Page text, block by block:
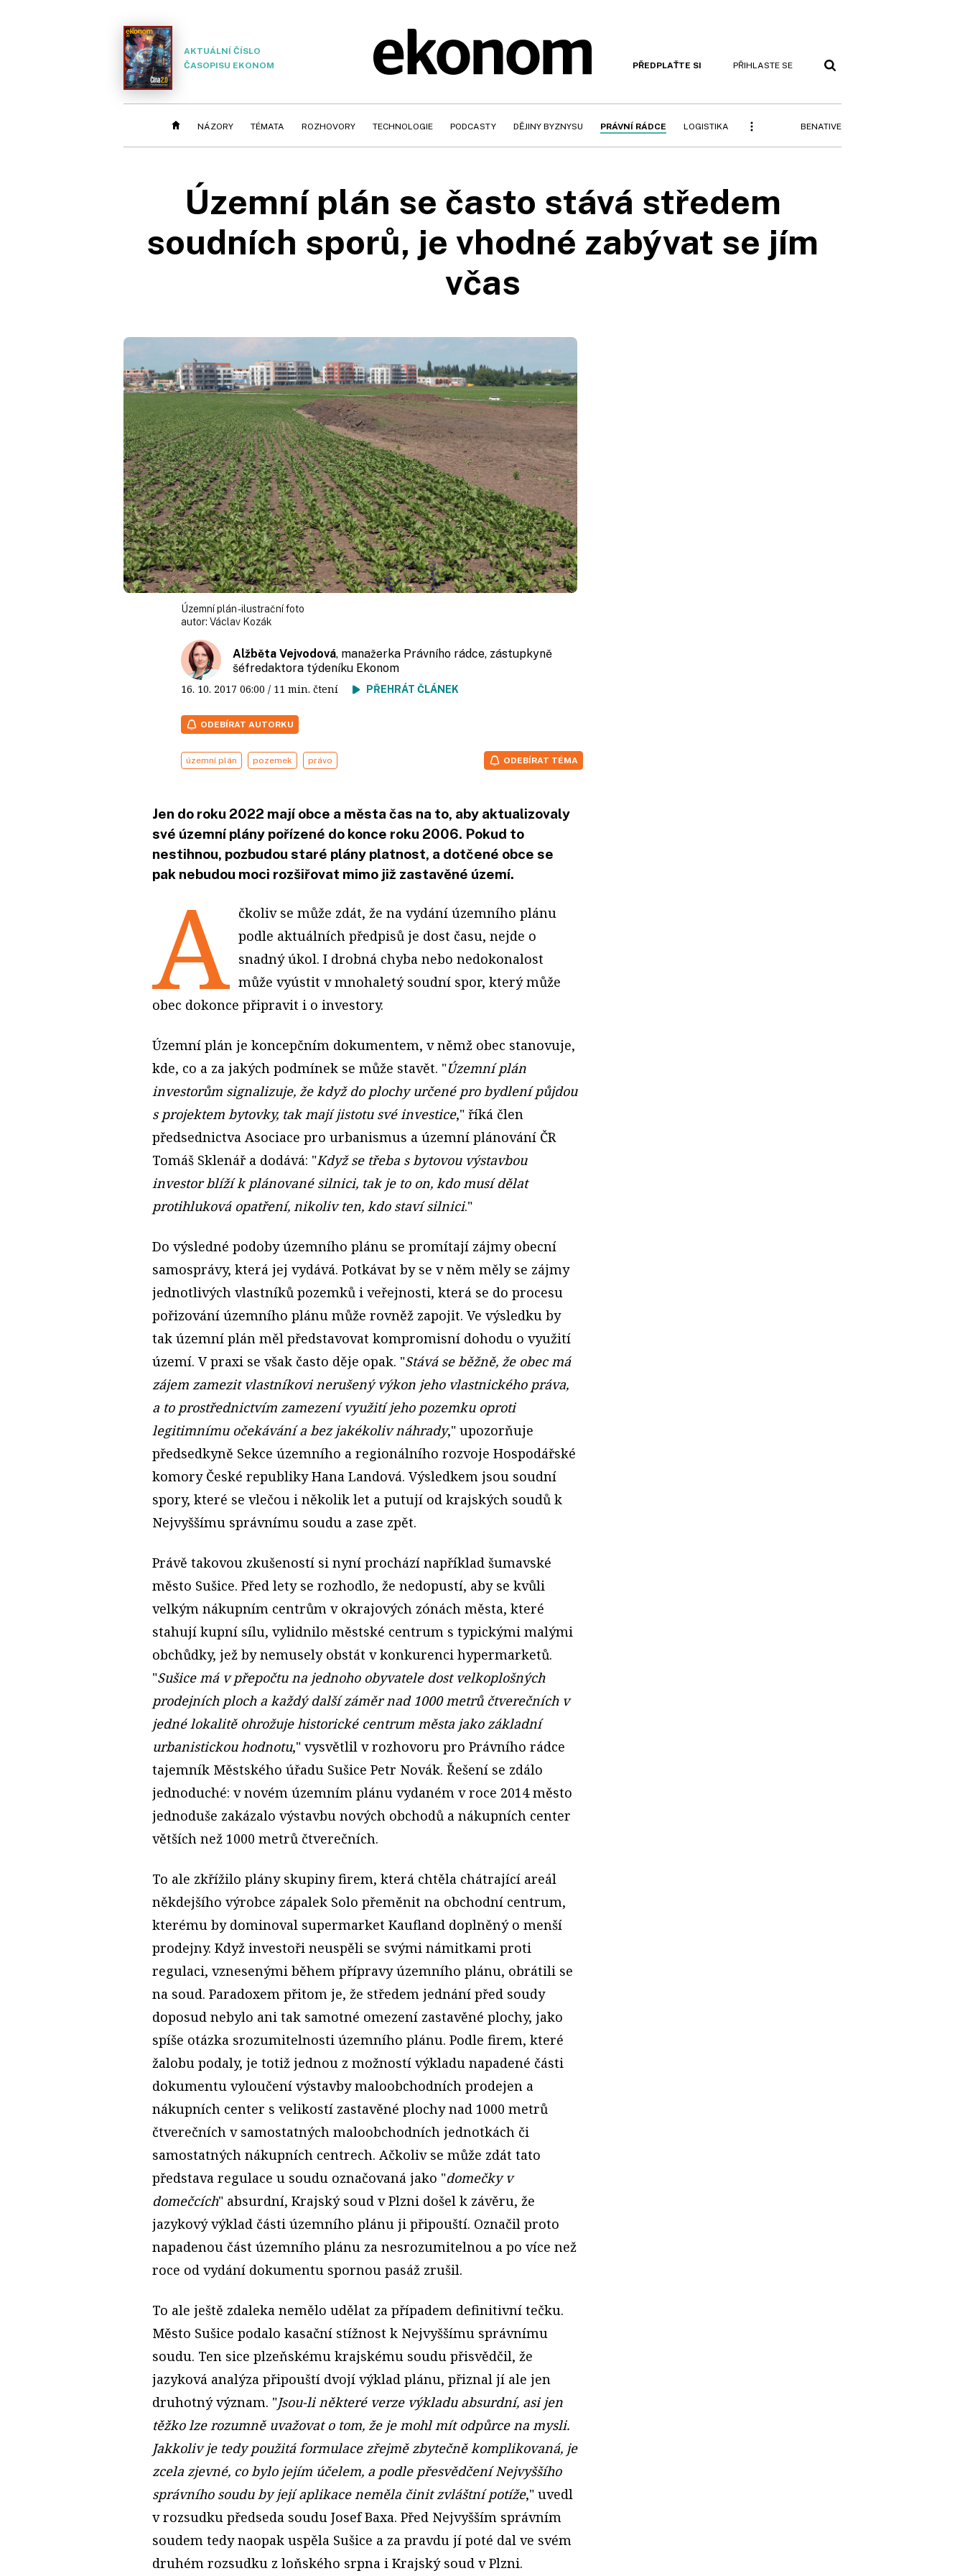
AKTUÁLNÍ ČÍSLO
ČASOPISU EKONOM
PŘEDPLAŤTE SI PŘIHLASTE SE
NÁZORY TÉMATA ROZHOVORY TECHNOLOGIE PODCASTY DĚJINY BYZNYSU PRÁVNÍ RÁDCE LOGISTIKA BENATIVE
Územní plán se často stává středem
soudních sporů, je vhodné zabývat se jím
včas
Územní plán - ilustrační foto
autor: Václav Kozák
Alžběta Vejvodová, manažerka Právního rádce, zástupkyně
šéfredaktora týdeníku Ekonom
16. 10. 2017 06:00 / 11 min. čtení PŘEHRÁT ČLÁNEK
ODEBÍRAT AUTORKU
územní plán pozemek právo ODEBÍRAT TÉMA
Jen do roku 2022 mají obce a města čas na to, aby aktualizovaly
své územní plány pořízené do konce roku 2006. Pokud to
nestihnou, pozbudou staré plány platnost, a dotčené obce se
pak nebudou moci rozšiřovat mimo již zastavěné území.
A čkoliv se může zdát, že na vydání územního plánu
podle aktuálních předpisů je dost času, nejde o
snadný úkol. I drobná chyba nebo nedokonalost
může vyústit v mnohaletý soudní spor, který může
obec dokonce připravit i o investory.
Územní plán je koncepčním dokumentem, v němž obec stanovuje,
kde, co a za jakých podmínek se může stavět. "Územní plán
investorům signalizuje, že když do plochy určené pro bydlení půjdou
s projektem bytovky, tak mají jistotu své investice," říká člen
předsednictva Asociace pro urbanismus a územní plánování ČR
Tomáš Sklenář a dodává: "Když se třeba s bytovou výstavbou
investor blíží k plánované silnici, tak je to on, kdo musí dělat
protihluková opatření, nikoliv ten, kdo staví silnici."
Do výsledné podoby územního plánu se promítají zájmy obecní
samosprávy, která jej vydává. Potkávat by se v něm měly se zájmy
jednotlivých vlastníků pozemků i veřejnosti, která se do procesu
pořizování územního plánu může rovněž zapojit. Ve výsledku by
tak územní plán měl představovat kompromisní dohodu o využití
území. V praxi se však často děje opak. "Stává se běžně, že obec má
zájem zamezit vlastníkovi nerušený výkon jeho vlastnického práva,
a to prostřednictvím zamezení využití jeho pozemku oproti
legitimnímu očekávání a bez jakékoliv náhrady," upozorňuje
předsedkyně Sekce územního a regionálního rozvoje Hospodářské
komory České republiky Hana Landová. Výsledkem jsou soudní
spory, které se vlečou i několik let a putují od krajských soudů k
Nejvyššímu správnímu soudu a zase zpět.
Právě takovou zkušeností si nyní prochází například šumavské
město Sušice. Před lety se rozhodlo, že nedopustí, aby se kvůli
velkým nákupním centrům v okrajových zónách města, které
stahují kupní sílu, vylidnilo městské centrum s typickými malými
obchůdky, jež by nemusely obstát v konkurenci hypermarketů.
"Sušice má v přepočtu na jednoho obyvatele dost velkoplošných
prodejních ploch a každý další záměr nad 1000 metrů čtverečních v
jedné lokalitě ohrožuje historické centrum města jako základní
urbanistickou hodnotu," vysvětlil v rozhovoru pro Právního rádce
tajemník Městského úřadu Sušice Petr Novák. Řešení se zdálo
jednoduché: v novém územním plánu vydaném v roce 2014 město
jednoduše zakázalo výstavbu nových obchodů a nákupních center
větších než 1000 metrů čtverečních.
To ale zkřížilo plány skupiny firem, která chtěla chátrající areál
někdejšího výrobce zápalek Solo přeměnit na obchodní centrum,
kterému by dominoval supermarket Kaufland doplněný o menší
prodejny. Když investoři neuspěli se svými námitkami proti
regulaci, vznesenými během přípravy územního plánu, obrátili se
na soud. Paradoxem přitom je, že středem jednání před soudy
doposud nebylo ani tak samotné omezení zastavěné plochy, jako
spíše otázka srozumitelnosti územního plánu. Podle firem, které
žalobu podaly, je totiž jednou z možností výkladu napadené části
dokumentu vyloučení výstavby maloobchodních prodejen a
nákupních center s velikostí zastavěné plochy nad 1000 metrů
čtverečních v samostatných maloobchodních jednotkách či
samostatných nákupních centrech. Ačkoliv se může zdát tato
představa regulace u soudu označovaná jako "domečky v
domečcích" absurdní, Krajský soud v Plzni došel k závěru, že
jazykový výklad části územního plánu ji připouští. Označil proto
napadenou část územního plánu za nesrozumitelnou a po více než
roce od vydání dokumentu spornou pasáž zrušil.
To ale ještě zdaleka nemělo udělat za případem definitivní tečku.
Město Sušice podalo kasační stížnost k Nejvyššímu správnímu
soudu. Ten sice plzeňskému krajskému soudu přisvědčil, že
jazyková analýza připouští dvojí výklad plánu, přiznal jí ale jen
druhotný význam. "Jsou-li některé verze výkladu absurdní, asi jen
těžko lze rozumně uvažovat o tom, že je mohl mít odpůrce na mysli.
Jakkoliv je tedy použitá formulace zřejmě zbytečně komplikovaná, je
zcela zjevné, co bylo jejím účelem, a podle přesvědčení Nejvyššího
správního soudu by její aplikace neměla činit zvláštní potíže," uvedl
v rozsudku předseda soudu Josef Baxa. Před Nejvyšším správním
soudem tedy naopak uspěla Sušice a za pravdu jí poté dal ve svém
druhém rozsudku z loňského srpna i Krajský soud v Plzni.